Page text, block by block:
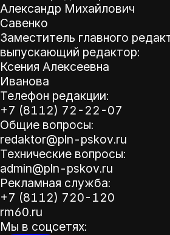
Александр Михайлович
Савенко
Заместитель главного
выпускающий редактор:
Ксения Алексеевна
Иванова
Телефон редакции:
+7 (8112) 72-22-07
Общие вопросы:
redaktor@pln-pskov.ru
Технические вопросы:
admin@pln-pskov.ru
Рекламная служба:
+7 (8112) 720-120
rm60.ru
Мы в соцсетях: